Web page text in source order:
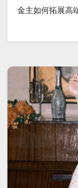
金主如何拓展高